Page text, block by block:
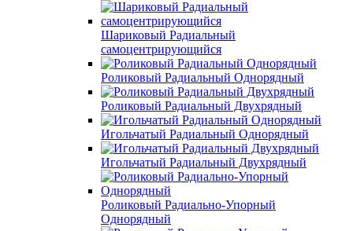
Шариковый Радиальный
самоцентрирующийся
Роликовый Радиальный Однорядный
Роликовый Радиальный Двухрядный
Игольчатый Радиальный Однорядный
Игольчатый Радиальный Двухрядный
Роликовый Радиально-Упорный
Однорядный